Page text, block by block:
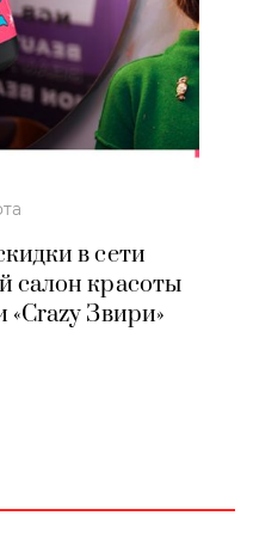
в сети
салон красоты
«Crazy Звири»